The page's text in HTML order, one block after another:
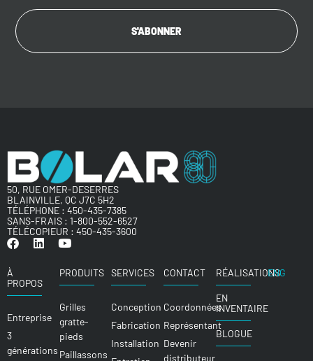
50, RUE OMER-DESERRES
BLAINVILLE, QC J7C 5H2
TÉLÉPHONE : 450-435-7385
SANS-FRAIS : 1-800-552-6527
TÉLÉCOPIEUR : 450-435-3600
À
PROPOS
Entreprise
3
générations
PRODUITS
Grilles
gratte-
pieds
Paillassons
SERVICES
Conception
Fabrication
Installation
CONTACT
Coordonnées
Représentant
Devenir
distributeur
RÉALISATIONS
EN
INVENTAIRE
BLOGUE
ENG